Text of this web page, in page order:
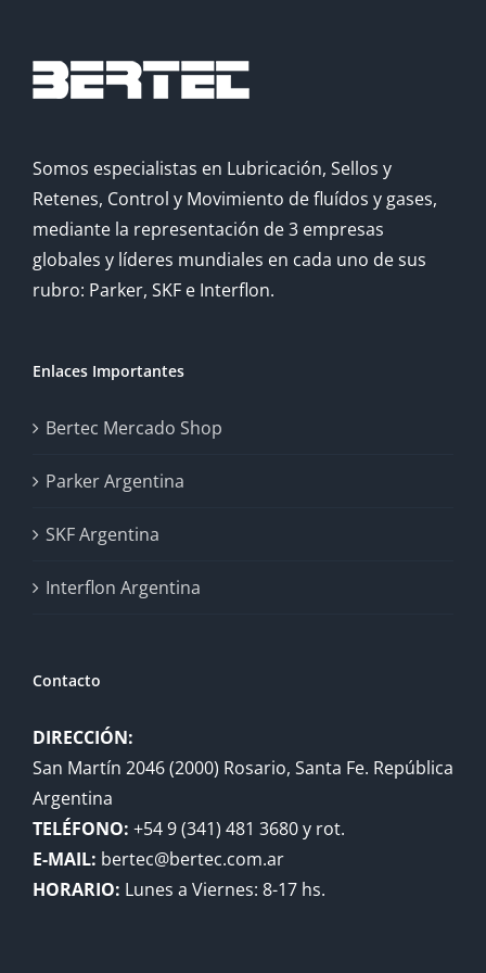
Somos especialistas en Lubricación, Sellos y
Retenes, Control y Movimiento de fluídos y gases,
mediante la representación de 3 empresas
globales y líderes mundiales en cada uno de sus
rubro: Parker, SKF e Interflon.
Enlaces Importantes
Bertec Mercado Shop
Parker Argentina
SKF Argentina
Interflon Argentina
Contacto
DIRECCIÓN:
San Martín 2046 (2000) Rosario, Santa Fe. República
Argentina
TELÉFONO: +54 9 (341) 481 3680 y rot.
E-MAIL: bertec@bertec.com.ar
HORARIO: Lunes a Viernes: 8-17 hs.